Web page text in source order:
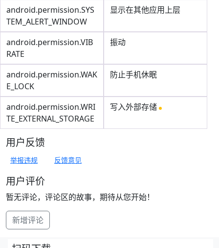
android.permission.SYS
TEM_ALERT_WINDOW
显示在其他应用上层
android.permission.VIB
RATE
振动
android.permission.WAK
E_LOCK
防止手机休眠
android.permission.WRI
TE_EXTERNAL_STORAGE
写入外部存储
用户反馈
举报违规 反馈意见
用户评价
暂无评论，评论区的故事，期待从您开始！
新增评论